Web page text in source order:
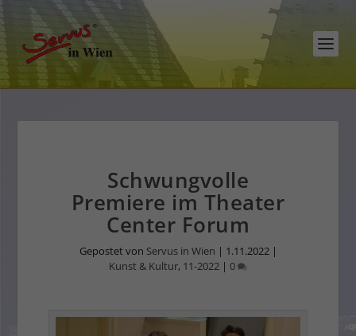
Schwungvolle
Premiere im Theater
Center Forum
Gepostet von Servus in Wien | 1.11.2022|
Kunst & Kultur, 11-2022 | 0